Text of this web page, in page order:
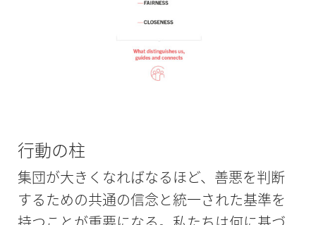
行動の柱
集団が大きくなればなるほど、善悪を判断
するための共通の信念と統一された基準を